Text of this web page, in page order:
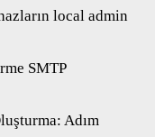
local admin
SMTP
Adım